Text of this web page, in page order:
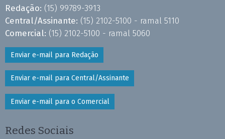
Redação: (15) 99789-3913
Central/Assinante: (15) 2102-5100 - ramal 5110
Comercial: (15) 2102-5100 - ramal 5060
Enviar e-mail para Redação
Enviar e-mail para Central/Assinante
Enviar e-mail para o Comercial
Redes Sociais